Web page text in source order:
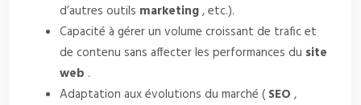
d’autres outils marketing, etc.).
Capacité à gérer un volume croissant de trafic et
de contenu sans affecter les performances du site
web .
Adaptation aux évolutions du marché (SEO ,